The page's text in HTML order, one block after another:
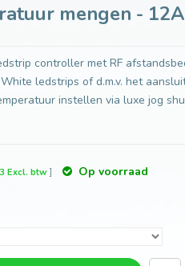
mengen - 12A
controller met RF
ledstrips of d.m.v. het
instellen via luxe jog
Excl. btw] Op voorraad